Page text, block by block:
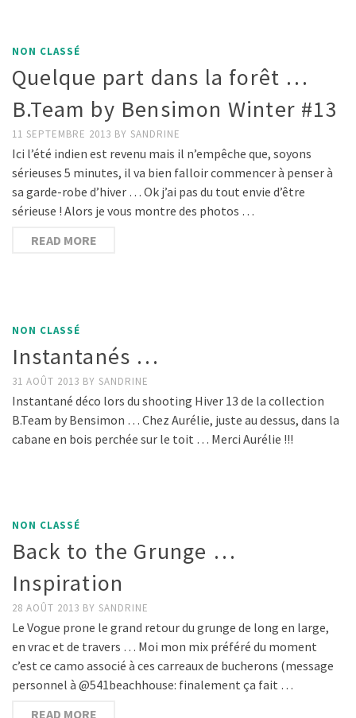
NON CLASSÉ
Quelque part dans la forêt …
B.Team by Bensimon Winter #13
11 SEPTEMBRE 2013 BY SANDRINE
Ici l’été indien est revenu mais il n’empêche que, soyons
sérieuses 5 minutes, il va bien falloir commencer à penser à
sa garde-robe d’hiver … Ok j’ai pas du tout envie d’être
sérieuse ! Alors je vous montre des photos …
READ MORE
NON CLASSÉ
Instantanés …
31 AOÛT 2013 BY SANDRINE
Instantané déco lors du shooting Hiver 13 de la collection
B.Team by Bensimon … Chez Aurélie, juste au dessus, dans la
cabane en bois perchée sur le toit … Merci Aurélie !!!
NON CLASSÉ
Back to the Grunge …
Inspiration
28 AOÛT 2013 BY SANDRINE
Le Vogue prone le grand retour du grunge de long en large,
en vrac et de travers … Moi mon mix préféré du moment
c’est ce camo associé à ces carreaux de bucherons (message
personnel à @541beachhouse: finalement ça fait …
READ MORE